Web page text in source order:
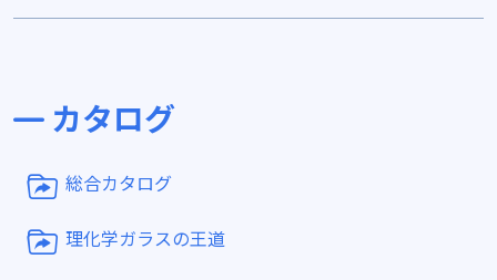
カタログ
総合カタログ
理化学ガラスの王道